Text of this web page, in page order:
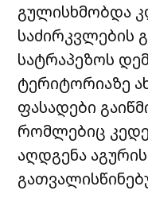
გულისხმობდა
საძირკვლების
სატრაპეზოს
ტერიტორიაზე
ფასადები
რომლებიც
აღდგენა